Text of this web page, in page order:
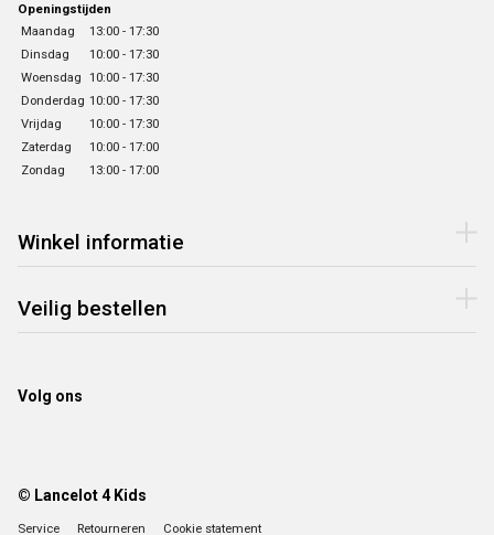
Openingstijden
Maandag
13:00 - 17:30
Dinsdag
10:00 - 17:30
Woensdag 10:00 - 17:30
Donderdag 10:00 - 17:30
Vrijdag
10:00 - 17:30
Zaterdag
10:00 - 17:00
Zondag
13:00 - 17:00
Winkel informatie
Veilig bestellen
Volg ons
© Lancelot 4 Kids
Service Retourneren Cookie statement